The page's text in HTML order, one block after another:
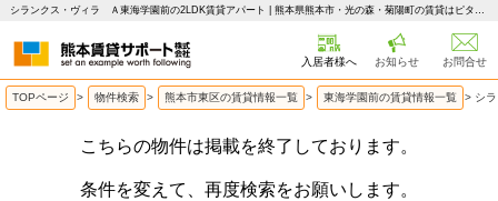
シランクス・ヴィラ Ａ東海学園前の2LDK賃貸アパート | 熊本県熊本市・光の森・菊陽町の賃貸はピタットハウス 熊本賃貸サポート
入居者様へ お知らせ お問合せ
TOPページ > 物件検索 > 熊本市東区の賃貸情報一覧 > 東海学園前の賃貸情報一覧 > シ
こちらの物件は掲載を終了しております。
条件を変えて、再度検索をお願いします。